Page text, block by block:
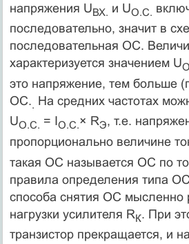
напряжения UВХ. и UО.С.
последовательно, значит в
последовательная ОС.
характеризуется значением U
это напряжение, тем больше
ОС.. На средних частотах
UО.С. = IО.С.× RЭ, т.е.
пропорционально величине
такая ОС называется ОС по
правила определения типа
способа снятия ОС мысленно
нагрузки усилителя RК. При
транзистор прекращается, и